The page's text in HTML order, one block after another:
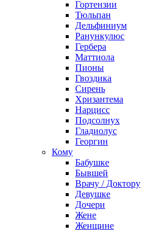
Гортензии
Тюльпан
Дельфиниум
Ранункулюс
Гербера
Маттиола
Пионы
Гвоздика
Сирень
Хризантема
Нарцисс
Подсолнух
Гладиолус
Георгин
Кому
Бабушке
Бывшей
Врачу / Доктору
Девушке
Дочери
Жене
Женщине